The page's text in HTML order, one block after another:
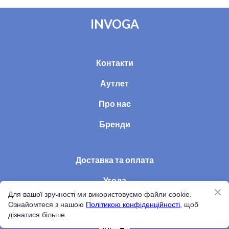
INVOGA
Контакти
Аутлет
Про нас
Бренди
Доставка та оплата
Угода
Статті
Для вашої зручності ми використовуємо файли cookie.
Ознайомтеся з нашою Політикою конфіденційності, щоб
дізнатися більше.